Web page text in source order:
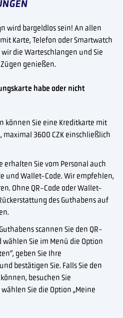
wird bargeldlos sein! An allen
Karte, Telefon oder Smartwatch
die Warteschlangen und Sie
genießen.
habe oder nicht
können Sie eine Kreditkarte mit
maximal 3600 CZK einschließlich
erhalten Sie vom Personal auch
und Wallet-Code. Wir empfehlen,
Ohne QR-Code oder Wallet-
des Guthabens auf
scannen Sie den QR-
wählen Sie im Menü die Option
geben Sie Ihre
bestätigen Sie. Falls Sie den
besuchen Sie
Sie die Option „Meine